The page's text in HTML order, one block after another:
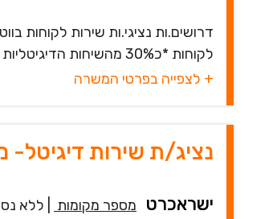
לקוחות *כ30% מהשיחות הדיגיטליות עו...
+ לצפייה בפרטי המשרה
נציג/ת שירות
ישראכרט מספר מקומות ללא